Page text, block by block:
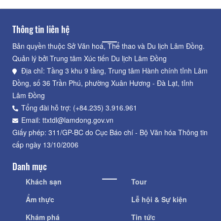
Thông tin liên hệ
Bản quyền thuộc Sở Văn hoá, Thể thao và Du lịch Lâm Đồng.
Quản lý bởi Trung tâm Xúc tiến Du lịch Lâm Đồng
Địa chỉ: Tầng 3 khu 9 tầng, Trung tâm Hành chính tỉnh Lâm
Đồng, số 36 Trần Phú, phường Xuân Hương - Đà Lạt, tỉnh
Lâm Đồng
Tổng đài hỗ trợ: (+84.235) 3.916.961
Email: ttxtdl@lamdong.gov.vn
Giấy phép: 311/GP-BC do Cục Báo chí - Bộ Văn hóa Thông tin
cấp ngày 13/10/2006
Danh mục
Khách sạn
Ẩm thực
Khám phá
Tour
Lễ hội & Sự kiện
Tin tức